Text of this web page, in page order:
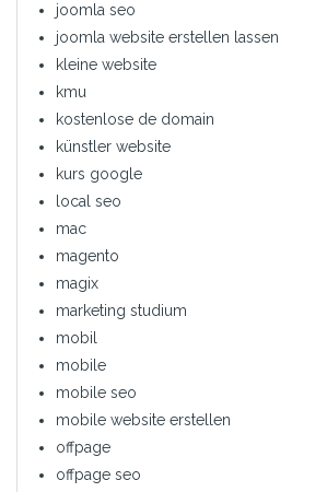
joomla seo
joomla website erstellen lassen
kleine website
kmu
kostenlose de domain
künstler website
kurs google
local seo
mac
magento
magix
marketing studium
mobil
mobile
mobile seo
mobile website erstellen
offpage
offpage seo